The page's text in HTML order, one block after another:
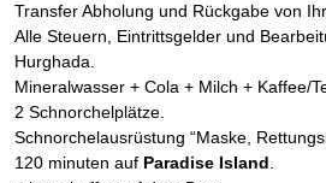
Transfer Abholung und Rückgabe von
Alle Steuern, Eintrittsgelder und
Hurghada.
Mineralwasser + Cola + Milch + Kaffee/
2 Schnorchelplätze.
Schnorchelausrüstung “Maske,
120 minuten auf Paradise Island